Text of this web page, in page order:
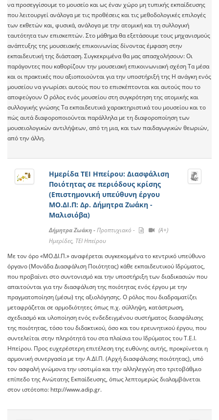
να προσεγγίσουμε το μουσείο και ως έναν χώρο μη τυπικής εκπαίδευσης
που λειτουργεί ανάλογα με τις προθέσεις και τις μεθοδολογικές επιλογές
των εκθετών και, φυσικά, ανάλογα με την ατομική και τη συλλογική
ταυτότητα των επισκεπτών. Στο μάθημα θα εξετάσουμε τους μηχανισμούς
ανάπτυξης της μουσειακής επικοινωνίας δίνοντας έμφαση στην
εκπαιδευτική της διάσταση. Συγκεκριμένα θα μας απασχολήσουν: Οι
παράγοντες που καθορίζουν την μουσειακή επικοινωνιακή σχέση Τα μέσα
και οι πρακτικές που αξιοποιούνται για την υποστήριξή της Η ανάγκη ενός
μουσείου να γνωρίσει αυτούς που το επισκέπτονται και αυτούς που το
αποφεύγουν Ο ρόλος ενός μουσείου στη συγκρότηση της ατομικής και
συλλογικής γνώσης Τα εκπαιδευτικά χαρακτηριστικά του μουσείου και το
πώς αυτά διαφοροποιούνται παράλληλα με τη διαφοροποίηση των
μουσειολογικών αντιλήψεων, από τη μια, και των παιδαγωγικών θεωριών,
από την άλλη.
Ημερίδα ΤΕΙ Ηπείρου: Διασφάλιση
Ποιότητας σε περιόδους κρίσης
(Επιστημονική υπεύθυνη έργου
ΜΟ.ΔΙ.Π: Δρ. Δήμητρα Ζωάκη -
Μαλισιόβα)
Δήμητρα Ζωάκη -Προπτυχιακό -
(A+)
Ημερίδες, ΤΕΙ Ηπείρου
Με τον όρο «ΜΟ.ΔΙ.Π.» αναφέρεται συγκεκομμένα το κεντρικό υπεύθυνο
όργανο (Μoνάδα Διασφάλιση Ποιότητας) κάθε εκπαιδευτικού Ιδρύματος,
που προβαίνει στο συντονισμό και την υποστήριξη των διαδικασιών που
απαιτούνται για την διασφάλιση της ποιότητας ενός έργου με την
πραγματοποίηση (μέσω) της αξιολόγησης. Ο ρόλος που διαδραματίζει
μεταφράζεται σε αρμοδιότητες όπως π.χ. σύλληψη, κατάστρωση,
σχεδιασμό και υλοποίηση ενός ενδεδειγμένου συστήματος διασφάλισης
της ποιότητας, τόσο του διδακτικού, όσο και του ερευνητικού έργου, που
συντελείται στην πληρότητά του στα πλαίσια του Ιδρύματος του Τ.Ε.Ι.
Ηπείρου. Προς ευχερέστερη επιτέλεση της ευθύνης αυτής, προκρίνεται η
αρμονική συνεργασία με την Α.ΔΙ.Π. (Αρχή διασφάλισης ποιότητας), υπό
τον ασφαλή γνώμονα την ισοτιμία και την αλληλεγγύη στο τριτοβάθμιο
επίπεδο της Ανώτατης Εκπαίδευσης, όπως λεπτομερώς διαλαμβάνεται
στον ιστότοπο: http://www.adip.gr.